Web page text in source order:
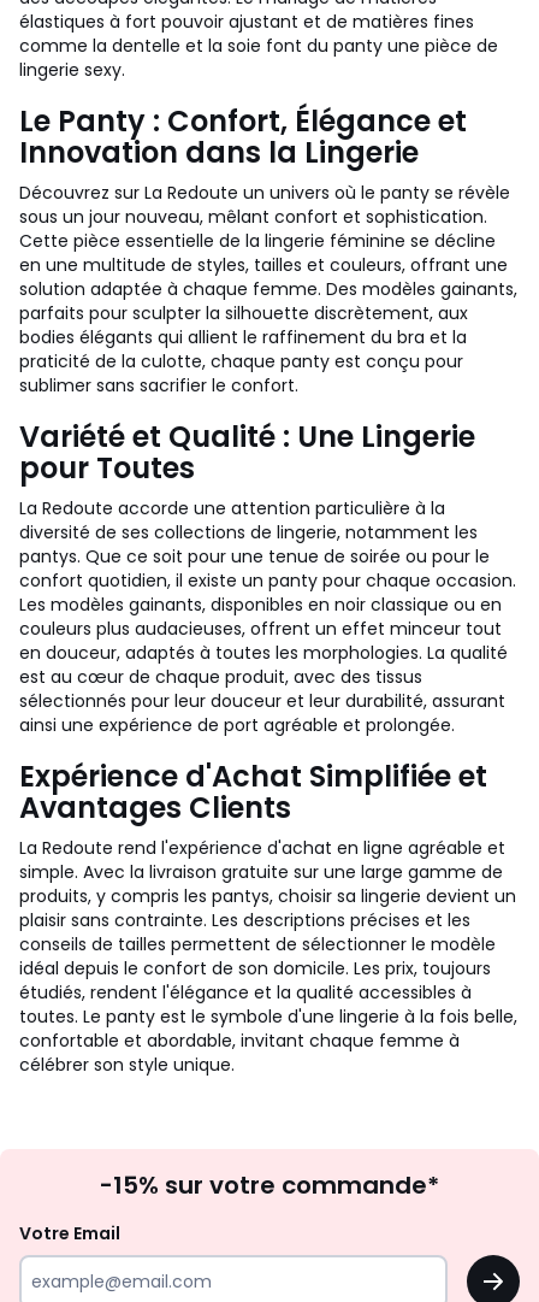
élastiques à fort pouvoir ajustant et de matières fines
comme la dentelle et la soie font du panty une pièce de
lingerie sexy.
Le Panty : Confort, Élégance et
Innovation dans la Lingerie
Découvrez sur La Redoute un univers où le panty se révèle
sous un jour nouveau, mêlant confort et sophistication.
Cette pièce essentielle de la lingerie féminine se décline
en une multitude de styles, tailles et couleurs, offrant une
solution adaptée à chaque femme. Des modèles gainants,
parfaits pour sculpter la silhouette discrètement, aux
bodies élégants qui allient le raffinement du bra et la
praticité de la culotte, chaque panty est conçu pour
sublimer sans sacrifier le confort.
Variété et Qualité : Une Lingerie
pour Toutes
La Redoute accorde une attention particulière à la
diversité de ses collections de lingerie, notamment les
pantys. Que ce soit pour une tenue de soirée ou pour le
confort quotidien, il existe un panty pour chaque occasion.
Les modèles gainants, disponibles en noir classique ou en
couleurs plus audacieuses, offrent un effet minceur tout
en douceur, adaptés à toutes les morphologies. La qualité
est au cœur de chaque produit, avec des tissus
sélectionnés pour leur douceur et leur durabilité, assurant
ainsi une expérience de port agréable et prolongée.
Expérience d'Achat Simplifiée et
Avantages Clients
La Redoute rend l'expérience d'achat en ligne agréable et
simple. Avec la livraison gratuite sur une large gamme de
produits, y compris les pantys, choisir sa lingerie devient un
plaisir sans contrainte. Les descriptions précises et les
conseils de tailles permettent de sélectionner le modèle
idéal depuis le confort de son domicile. Les prix, toujours
étudiés, rendent l'élégance et la qualité accessibles à
toutes. Le panty est le symbole d'une lingerie à la fois belle,
confortable et abordable, invitant chaque femme à
célébrer son style unique.
à
newsletter
-15% sur votre commande*
Votre Email
OK